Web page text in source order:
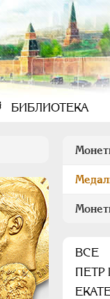
БИБЛИОТЕКА
ВСЕ
ПEТР I